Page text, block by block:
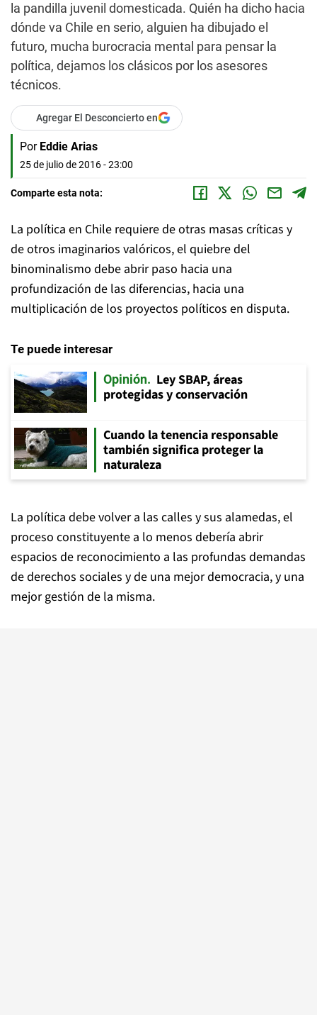
la pandilla juvenil domesticada. Quién ha dicho hacia
dónde va Chile en serio, alguien ha dibujado el
futuro, mucha burocracia mental para pensar la
política, dejamos los clásicos por los asesores
técnicos.
Agregar El Desconcierto en
Por Eddie Arias
25 de julio de 2016 - 23:00
Comparte esta nota:
La política en Chile requiere de otras masas críticas y
de otros imaginarios valóricos, el quiebre del
binominalismo debe abrir paso hacia una
profundización de las diferencias, hacia una
multiplicación de los proyectos políticos en disputa.
Te puede interesar
Opinión
Ley SBAP, áreas
protegidas y conservación
Cuando la tenencia responsable
también significa proteger la
naturaleza
La política debe volver a las calles y sus alamedas, el
proceso constituyente a lo menos debería abrir
espacios de reconocimiento a las profundas demandas
de derechos sociales y de una mejor democracia, y una
mejor gestión de la misma.